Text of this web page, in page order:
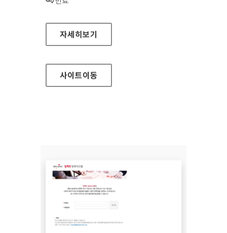
경기도과학교육원(본원) 홈페이지
자세히보기
사이트이동